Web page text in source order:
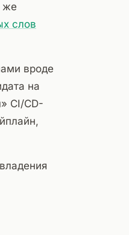
же
слов
вроде
на
CI/CD-